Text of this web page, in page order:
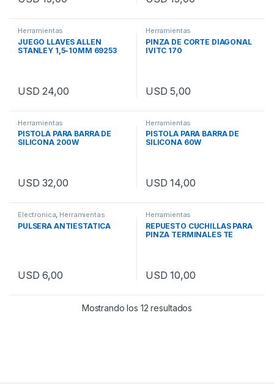
Herramientas
JUEGO LLAVES ALLEN
STANLEY 1,5-10MM 69253
USD 24,00
Herramientas
PINZA DE CORTE DIAGONAL
IVITC 170
USD 5,00
Herramientas
PISTOLA PARA BARRA DE
SILICONA 200W
USD 32,00
Herramientas
PISTOLA PARA BARRA DE
SILICONA 60W
USD 14,00
Electronica, Herramientas
PULSERA ANTIESTATICA
USD 6,00
Herramientas
REPUESTO CUCHILLAS PARA
PINZA TERMINALES TE
USD 10,00
Mostrando los 12 resultados